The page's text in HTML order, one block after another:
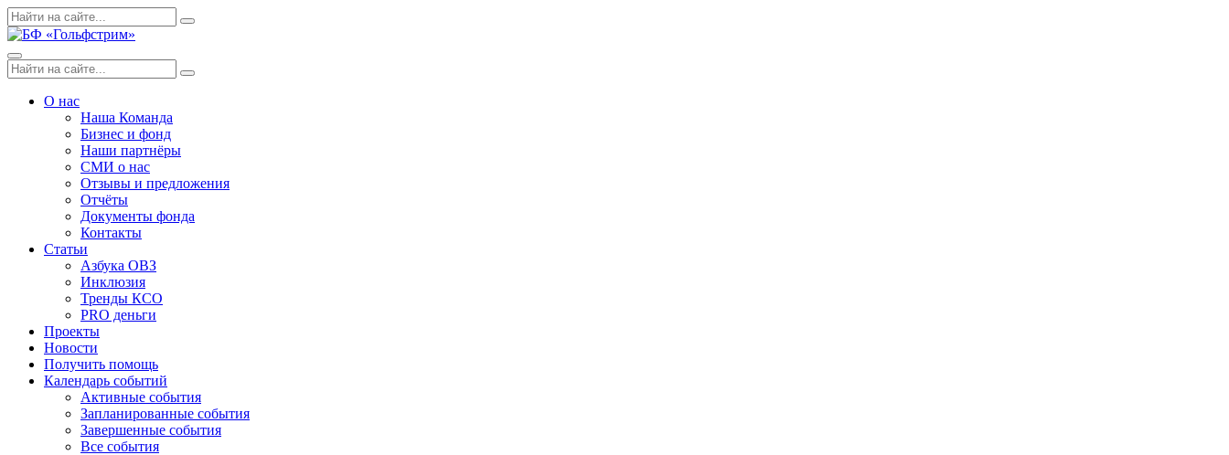
Skip
to
Поиск
по:
Search
Menu
Поиск
по:
Search
О нас
Наша Команда
Бизнес и фонд
Наши партнёры
СМИ о нас
Отзывы и предложения
Отчёты
Документы фонда
Контакты
Статьи
Азбука ОВЗ
Инклюзия
Тренды КСО
PRO деньги
Проекты
Новости
Получить помощь
Календарь событий
Активные события
Запланированные события
Завершенные события
Все события